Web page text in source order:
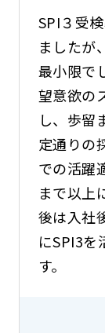
SPI３受
ましたが
最小限で
望意欲の
し、歩留
定通りの
での活躍
まで以上
後は入社
にSPI3を
す。